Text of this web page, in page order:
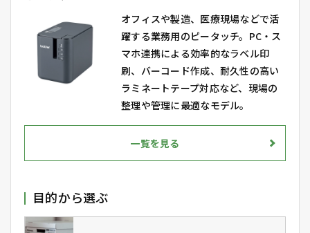
オフィスや製造、医療現場などで活
躍する業務用のピータッチ。PC・ス
マホ連携による効率的なラベル印
刷、バーコード作成、耐久性の高い
ラミネートテープ対応など、現場の
整理や管理に最適なモデル。
一覧を見る
目的から選ぶ